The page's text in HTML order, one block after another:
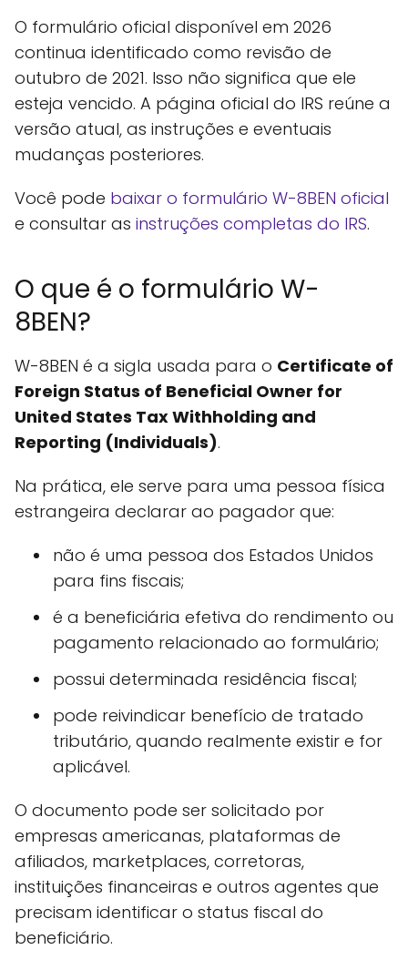
O formulário oficial disponível em 2026
continua identificado como revisão de
outubro de 2021. Isso não significa que ele
esteja vencido. A página oficial do IRS reúne a
versão atual, as instruções e eventuais
mudanças posteriores.
Você pode baixar o formulário W-8BEN oficial
e consultar as instruções completas do IRS.
O que é o formulário W-
8BEN?
W-8BEN é a sigla usada para o Certificate of
Foreign Status of Beneficial Owner for
United States Tax Withholding and
Reporting (Individuals).
Na prática, ele serve para uma pessoa física
estrangeira declarar ao pagador que:
não é uma pessoa dos Estados Unidos
para fins fiscais;
é a beneficiária efetiva do rendimento ou
pagamento relacionado ao formulário;
possui determinada residência fiscal;
pode reivindicar benefício de tratado
tributário, quando realmente existir e for
aplicável.
O documento pode ser solicitado por
empresas americanas, plataformas de
afiliados, marketplaces, corretoras,
instituições financeiras e outros agentes que
precisam identificar o status fiscal do
beneficiário.